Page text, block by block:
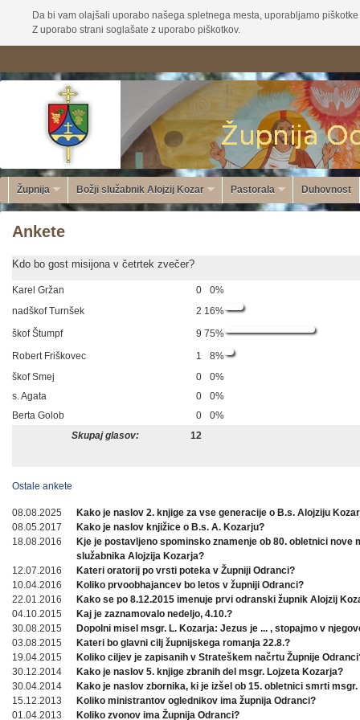
Da bi vam olajšali uporabo našega spletnega mesta, uporabljamo
Z uporabo strani soglašate z uporabo piškotkov.
Župnija Božji služabnik Alojzij Kozar Pastorala Duhovnost
Ankete
Kdo bo gost misijona v četrtek zvečer?
Karel Gržan 0
0%
nadškof Turnšek
2 16%
škof Štumpf
9 75%
Robert Friškovec
1
8%
škof Smej
0
0%
s. Agata
0
0%
Berta Golob
0
0%
Skupaj glasov:
12
Ostale ankete
08.08.2025
Kako je naslov 2. knjige za vse generacije o B.s. Alojziju
08.05.2017
Kako je naslov knjižice o B.s. A. Kozarju?
18.08.2016
Kje je postavljeno spominsko znamenje ob 80. obletnici nove
služabnika Alojzija Kozarja?
12.07.2016
Kateri oratorij po vrsti poteka v Župniji Odranci?
10.04.2016
Koliko prvoobhajancev bo letos v župniji Odranci?
22.01.2016
Kako se po 8.12.2015 imenuje prvi odranski župnik Alojzij
04.10.2015
Kaj je zaznamovalo nedeljo, 4.10.?
30.08.2015
Dopolni misel msgr. L. Kozarja: Jezus je ... , stopajmo v
03.08.2015
Kateri bo glavni cilj župnijskega romanja 22.8.?
19.04.2015
Koliko ciljev je zapisanih v Strateškem načrtu Župnije
30.12.2014
Kako je naslov 5. knjige zbranih del msgr. Lojzeta Kozarja?
30.04.2014
Kako je naslov zbornika, ki je izšel ob 15. obletnici smrti msgr.
15.12.2013
Koliko ministrantov oglednikov ima župnija Odranci?
01.04.2013
Koliko zvonov ima Župnija Odranci?